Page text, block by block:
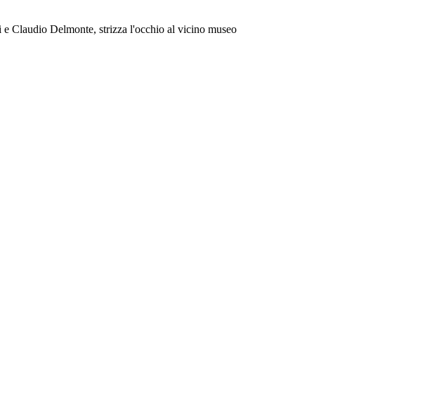
Claudio Delmonte, strizza l'occhio al vicino museo